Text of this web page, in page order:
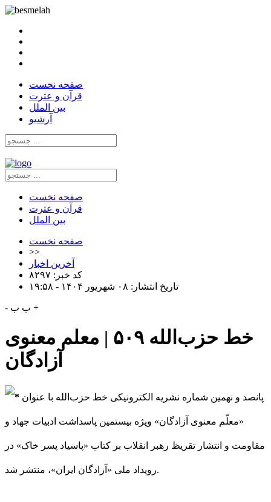
صفحه نخست
قرآن و عترت
بین الملل
آرشیو
صفحه نخست
قرآن و عترت
بین الملل
صفحه نخست
>>
آخرین اخبار
کد خبر: ۸۲۹۷
تاریخ انتشار: ۰۸ شهریور ۱۴۰۴ - ۱۹:۵۸
- ب ب +
خط حزب‌الله ۵۰۹ | معلم معنوی
آزادگان
«معلّم معنوی آزادگان» ویژه بیستمین پاسداشت ادبیات جهاد و
مقاومت و انتشار تقریظ رهبر انقلاب بر کتاب «پاسیاد پسر خاک» در
رویداد ملی «آزادگان ایران»، منتشر شد.